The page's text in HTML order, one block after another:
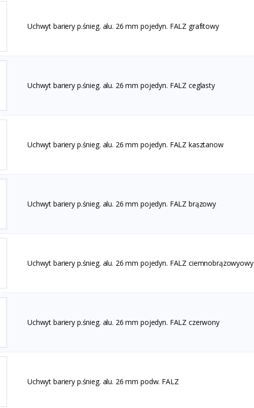
Uchwyt bariery p.śnieg. alu. 26 mm pojedyn. FALZ grafitowy
Uchwyt bariery p.śnieg. alu. 26 mm pojedyn. FALZ ceglasty
Uchwyt bariery p.śnieg. alu. 26 mm pojedyn. FALZ kasztanow
Uchwyt bariery p.śnieg. alu. 26 mm pojedyn. FALZ brązowy
Uchwyt bariery p.śnieg. alu. 26 mm pojedyn. FALZ ciemnobrązowyowy
Uchwyt bariery p.śnieg. alu. 26 mm pojedyn. FALZ czerwony
Uchwyt bariery p.śnieg. alu. 26 mm podw. FALZ